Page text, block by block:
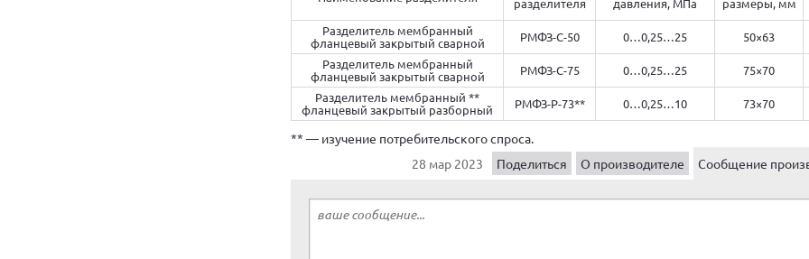
Разделитель мембранный
фланцевый закрытый сварной
РМФЗ-С-50 0…0,25…25 50×63
Разделитель мембранный
фланцевый закрытый сварной
РМФЗ-С-75 0…0,25…25 75×70
Разделитель мембранный **
фланцевый закрытый разборный
РМФЗ-Р-73** 0…0,25…10 73×70
** — изучение потребительского спроса.
28 мар 2023
Поделиться О производителе Сообщение